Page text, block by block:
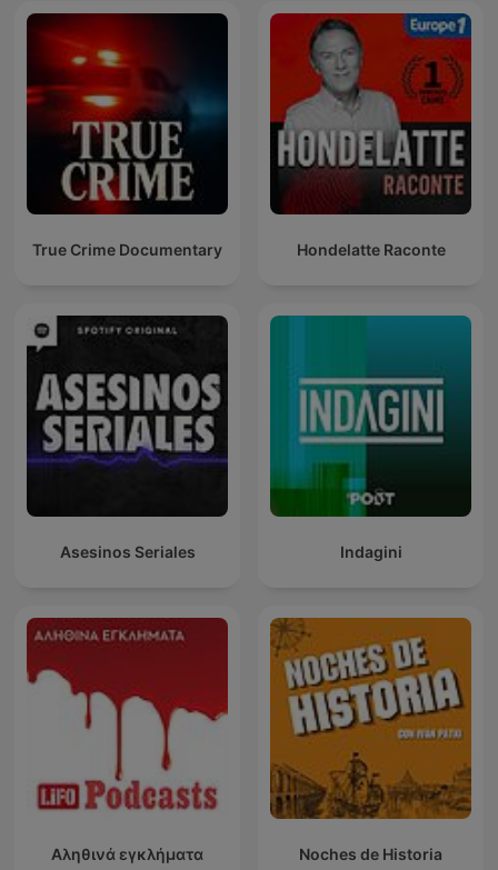
True Crime Documentary Hondelatte Raconte
Asesinos Seriales Indagini
Αληθινά εγκλήματα Noches de Historia